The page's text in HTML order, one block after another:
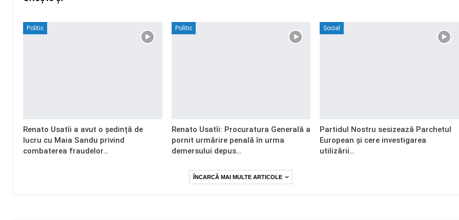
Politic
Renato Usatîi a avut o ședință de
lucru cu Maia Sandu privind
combaterea fraudelor…
Politic
Renato Usatîi: Procuratura Generală a
pornit urmărire penală în urma
demersului depus…
Social
Partidul Nostru sesizează Parchetul
European și cere investigarea
utilizării…
ÎNCARCĂ MAI MULTE ARTICOLE